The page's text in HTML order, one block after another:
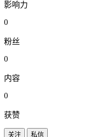
影响力
0
粉丝
0
内容
0
获赞
关注 私信